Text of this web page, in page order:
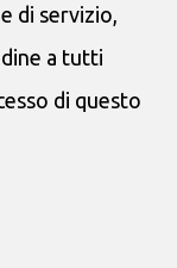
di servizio,
a tutti
di questo